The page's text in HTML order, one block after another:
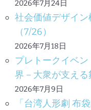
2026年7月24日
社会価値デザイ
（7/26）
2026年7月18日
プレトークイベ
界－大衆が支える
2026年7月9日
「台湾人形劇 布